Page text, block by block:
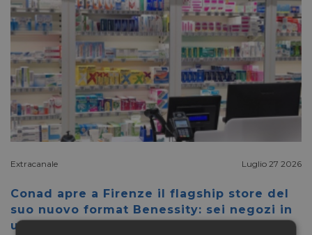
Extracanale Luglio 27 2026
Conad apre a Firenze il flagship store del
suo nuovo format Benessity: sei negozi in
uno, parafarmacia compresa